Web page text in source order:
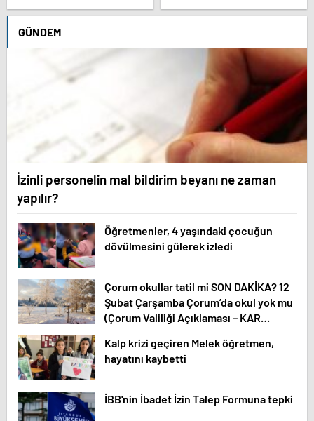
Magazin haberleri
ediyor – Magazin
GÜNDEM
İzinli personelin mal bildirim beyanı ne zaman
yapılır?
Öğretmenler, 4 yaşındaki çocuğun
dövülmesini gülerek izledi
Çorum okullar tatil mi SON DAKİKA? 12
Şubat Çarşamba Çorum’da okul yok mu
(Çorum Valiliği Açıklaması – KAR
Kalp krizi geçiren Melek öğretmen,
hayatını kaybetti
İBB'nin İbadet İzin Talep Formuna tepki